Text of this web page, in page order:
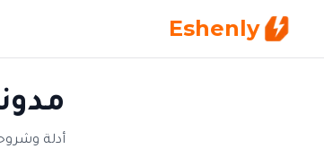
Eshenly
أدلة